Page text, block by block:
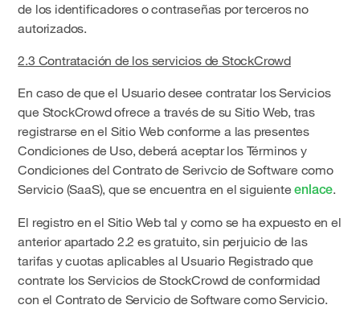
de los identificadores o contraseñas por terceros no
autorizados.
2.3 Contratación de los servicios de StockCrowd
En caso de que el Usuario desee contratar los Servicios
que StockCrowd ofrece a través de su Sitio Web, tras
registrarse en el Sitio Web conforme a las presentes
Condiciones de Uso, deberá aceptar los Términos y
Condiciones del Contrato de Serivcio de Software como
Servicio (SaaS), que se encuentra en el siguienteenlace.
El registro en el Sitio Web tal y como se ha expuesto en el
anterior apartado 2.2 es gratuito, sin perjuicio de las
tarifas y cuotas aplicables al Usuario Registrado que
contrate los Servicios de StockCrowd de conformidad
con el Contrato de Servicio de Software como Servicio.